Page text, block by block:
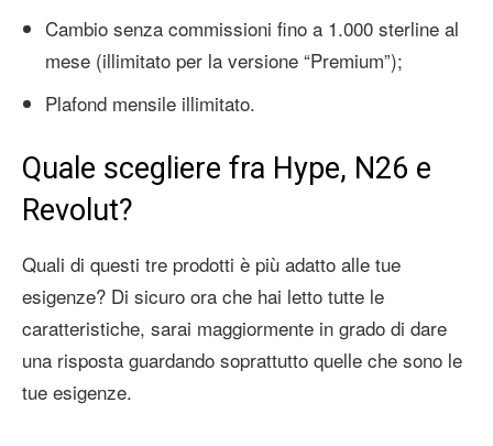
Cambio senza commissioni fino a 1.000 sterline al
mese (illimitato per la versione “Premium”);
Plafond mensile illimitato.
Quale scegliere fra Hype, N26 e
Revolut?
Quali di questi tre prodotti è più adatto alle tue
esigenze? Di sicuro ora che hai letto tutte le
caratteristiche, sarai maggiormente in grado di dare
una risposta guardando soprattutto quelle che sono le
tue esigenze.